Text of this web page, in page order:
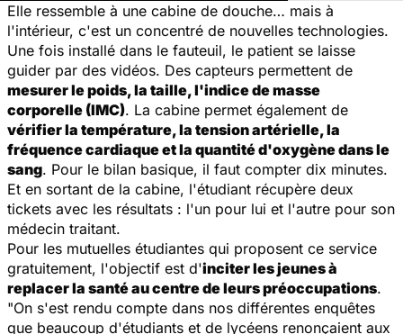
Elle ressemble à une cabine de douche… mais à
l'intérieur, c'est un concentré de nouvelles technologies.
Une fois installé dans le fauteuil, le patient se laisse
guider par des vidéos. Des capteurs permettent de
mesurer le poids, la taille, l'indice de masse
corporelle (IMC). La cabine permet également de
vérifier la température, la tension artérielle, la
fréquence cardiaque et la quantité d'oxygène dans le
sang. Pour le bilan basique, il faut compter dix minutes.
Et en sortant de la cabine, l'étudiant récupère deux
tickets avec les résultats : l'un pour lui et l'autre pour son
médecin traitant.
Pour les mutuelles étudiantes qui proposent ce service
gratuitement, l'objectif est d'inciter les jeunes à
replacer la santé au centre de leurs préoccupations.
"On s'est rendu compte dans nos différentes enquêtes
que beaucoup d'étudiants et de lycéens renonçaient aux